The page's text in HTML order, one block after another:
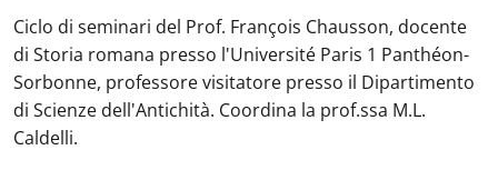
Ciclo di seminari del Prof. François Chausson, docente
di Storia romana presso l'Université Paris 1 Panthéon-
Sorbonne, professore visitatore presso il Dipartimento
di Scienze dell'Antichità. Coordina la prof.ssa M.L.
Caldelli.